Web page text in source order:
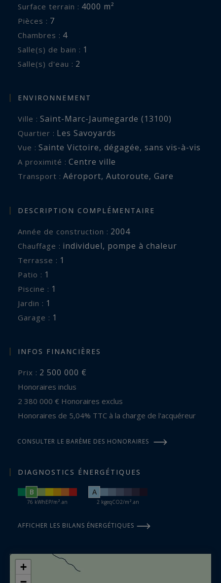
Surface terrain : 4000 m²
Pièces : 7
Chambres : 4
Salle(s) de bain : 1
Salle(s) d'eau : 2
ENVIRONNEMENT
Ville : Saint-Marc-Jaumegarde (13100)
Quartier : Les Savoyards
Vue : Sainte Victoire, dégagée, sans vis-à-vis
A proximité : Centre ville
Transport : Aéroport, Autoroute, Gare
DESCRIPTION COMPLÉMENTAIRE
Année de construction : 2004
Chauffage : individuel, pompe à chaleur
terrasse : 1
patio : 1
piscine : 1
jardin : 1
garage : 1
INFOS FINANCIÈRES
Prix : 2 500 000 €
Honoraires inclus
2 380 000 € Honoraires exclus
Honoraires de 5,04% TTC à la charge de l'acquéreur
CONSULTER LE BARÈME DES HONORAIRES
DIAGNOSTICS ÉNERGÉTIQUES
B
76 kWhEP/m².an
A
2 kgeqCO2/m².an
AFFICHER LES BILANS ÉNERGÉTIQUES
+